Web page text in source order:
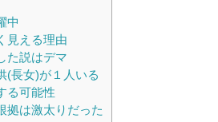
中
見える理由
た説はデマ
(長女)が１人いる
る可能性
拠は激太りだった